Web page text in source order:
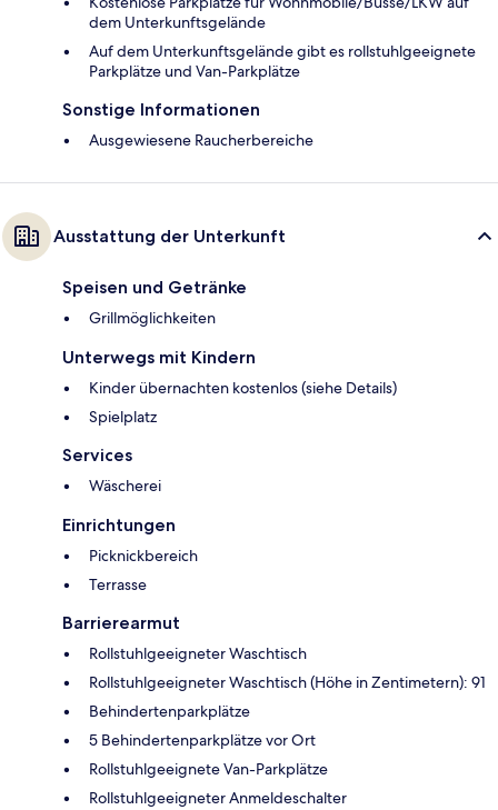
dem Unterkunftsgelände
Auf dem Unterkunftsgelände gibt es rollstuhlgeeignete
Parkplätze und Van-Parkplätze
Sonstige Informationen
Ausgewiesene Raucherbereiche
Ausstattung der Unterkunft
Speisen und Getränke
Grillmöglichkeiten
Unterwegs mit Kindern
Kinder übernachten kostenlos (siehe Details)
Spielplatz
Services
Wäscherei
Einrichtungen
Picknickbereich
Terrasse
Barrierearmut
Rollstuhlgeeigneter Waschtisch
Rollstuhlgeeigneter Waschtisch (Höhe in Zentimetern): 91
Behindertenparkplätze
5 Behindertenparkplätze vor Ort
Rollstuhlgeeignete Van-Parkplätze
Rollstuhlgeeigneter Anmeldeschalter